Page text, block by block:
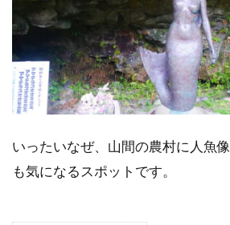
いったいなぜ、山間の農村に人魚
も気になるスポットです。